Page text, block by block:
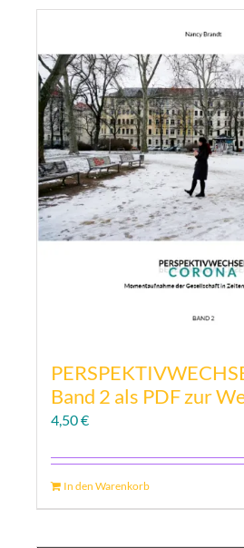
Band 2 als PDF zur
4,50€
In den Warenkorb